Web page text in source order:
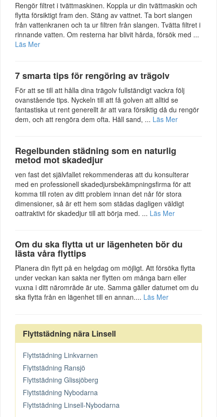
Rengör filtret i tvättmaskinen. Koppla ur din tvättmaskin och
flytta försiktigt fram den. Stäng av vattnet. Ta bort slangen
från vattenkranen och ta ur filtren från slangen. Tvätta filtret i
rinnande vatten. Om resterna har blivit hårda, försök med ...
Läs Mer
7 smarta tips för rengöring av trägolv
För att se till att hålla dina trägolv fullständigt vackra följ
ovanstående tips. Nyckeln till att få golven att alltid se
fantastiska ut rent generellt är att vara försiktig då du rengör
dem, och att rengöra dem ofta. Håll sand, ... Läs Mer
Regelbunden städning som en naturlig
metod mot skadedjur
ven fast det självfallet rekommenderas att du konsulterar
med en professionell skadedjursbekämpningsfirma för att
komma till roten av ditt problem innan det når för stora
dimensioner, så är ett hem som städas dagligen väldigt
oattraktivt för skadedjur till att börja med. ... Läs Mer
Om du ska flytta ut ur lägenheten bör du
lästa våra flyttips
Planera din flytt på en helgdag om möjligt. Att försöka flytta
under veckan kan sakta ner flytten om många barn eller
vuxna i ditt närområde är ute. Samma gäller datumet om du
ska flytta från en lägenhet till en annan.... Läs Mer
Flyttstädning nära Linsell
Flyttstädning Linkvarnen
Flyttstädning Ransjö
Flyttstädning Glissjöberg
Flyttstädning Nybodarna
Flyttstädning Linsell-Nybodarna